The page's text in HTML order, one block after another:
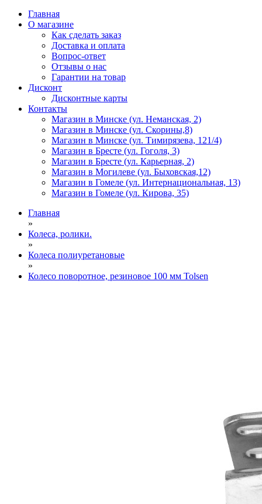
Главная
О магазине
Как сделать заказ
Доставка и оплата
Вопрос-ответ
Отзывы о нас
Гарантии на товар
Дисконт
Дисконтные карты
Контакты
Магазин в Минске (ул. Неманская, 2)
Магазин в Минске (ул. Скорины,8)
Магазин в Минске (ул. Тимирязева, 121/4)
Магазин в Бресте (ул. Гоголя, 3)
Магазин в Бресте (ул. Карьерная, 2)
Магазин в Могилеве (ул. Быховская,12)
Магазин в Гомеле (ул. Интернациональная, 13)
Магазин в Гомеле (ул. Кирова, 35)
Главная
»
Колеса, ролики.
»
Колеса полиуретановые
»
Колесо поворотное, резиновое 100 мм Tolsen